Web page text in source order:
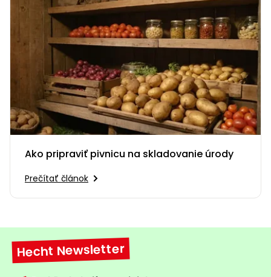
Ako pripraviť pivnicu na skladovanie úrody
Prečítať článok
Hecht Newsletter